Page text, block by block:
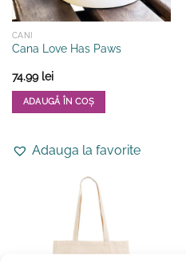
CANI
Cana Love Has Paws
74.99 lei
ADAUGĂ ÎN COȘ
Adauga la favorite